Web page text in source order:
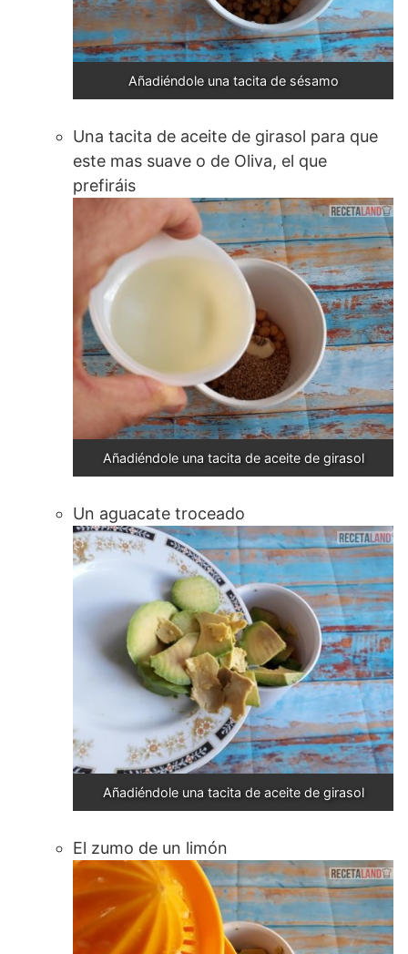
Añadiéndole una tacita de sésamo
Una tacita de aceite de girasol para que
este mas suave o de Oliva, el que
prefiráis
Añadiéndole una tacita de aceite de girasol
Un aguacate troceado
Añadiéndole una tacita de aceite de girasol
El zumo de un limón